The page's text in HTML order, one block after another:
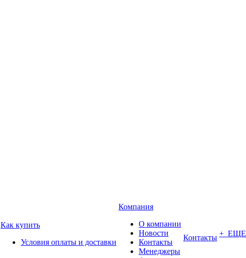
Как купить
Условия оплаты и доставки
Компания
О компании
Новости
Контакты
Менеджеры
Контакты + ЕЩЕ